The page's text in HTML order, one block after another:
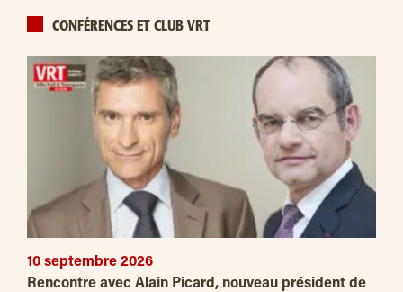
CONFÉRENCES ET CLUB VRT
10 septembre 2026
Rencontre avec Alain Picard, nouveau président de